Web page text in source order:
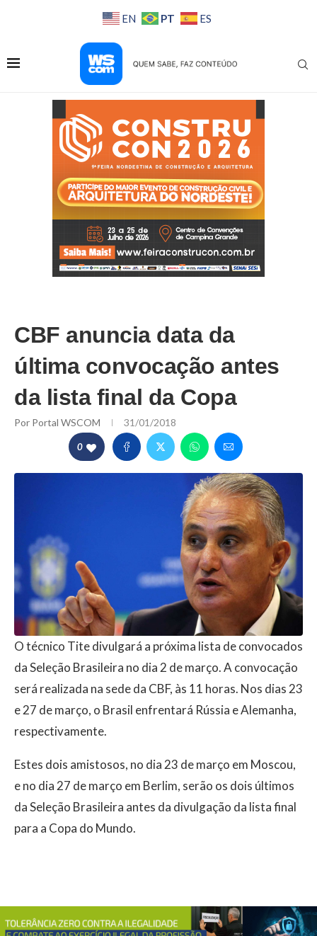
EN PT ES
CBF anuncia data da
última convocação antes
da lista final da Copa
Por Portal WSCOM 31/01/2018
0
O técnico Tite divulgará a próxima lista de convocados
da Seleção Brasileira no dia 2 de março. A convocação
será realizada na sede da CBF, às 11 horas. Nos dias 23
e 27 de março, o Brasil enfrentará Rússia e Alemanha,
respectivamente.
Estes dois amistosos, no dia 23 de março em Moscou,
e no dia 27 de março em Berlim, serão os dois últimos
da Seleção Brasileira antes da divulgação da lista final
para a Copa do Mundo.